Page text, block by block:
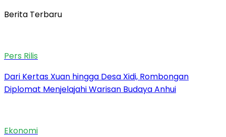
Berita Terbaru
Pers Rilis
Dari Kertas Xuan hingga Desa Xidi, Rombongan
Diplomat Menjelajahi Warisan Budaya Anhui
Ekonomi